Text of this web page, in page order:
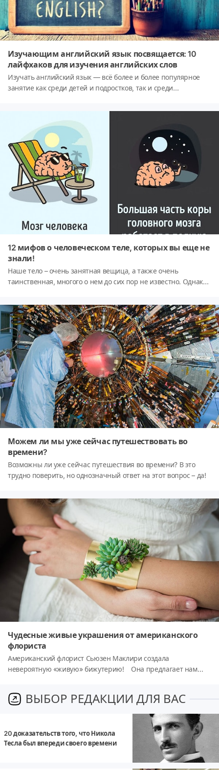
Изучающим английский язык посвящается: 10
лайфхаков для изучения английских слов
Изучать английский язык — всё более и более популярное
занятие как среди детей и подростков, так и среди
репетиторами, кто-то посещает языковые школы, а кто-то
Рано или поздно все мы сталкиваемся с проблемой
запоминания слов, так как они, накапливаясь в памяти,
создают всё более объёмный словарный запас. Так как же
сделать так, чтобы слова закреплялись в голове надолго? Мы
расскажем! Берите ручку, лист бумаги и конспектируйте
наши лайфхаки.
12 мифов о человеческом теле, которых вы еще не
знали!
Наше тело – очень занятная вещица, а также очень
таинственная, многого о нем до сих пор не известно. Однако
что могу еще и навредить вам. Так что давайте разрушим
некоторые мифы и выведем вас из заблуждения!
Можем ли мы уже сейчас путешествовать во
времени?
Возможны ли уже сейчас путешествия во времени? В это
трудно поверить, но однозначный ответ на этот вопрос – да!
Чудесные живые украшения от американского
флориста
Американский флорист Сьюзен Маклири создала
невероятную «живую» бижутерию! Она предлагает нам
момента, как их собрали в украшения, растения могут расти
где-то 2-4 недели. А затем их можно отделить и посадить в
землю. Таким образом, вы можете не только наслаждаться
прекрасной бижутерией в особенные моменты вашей жизни,
но и увековечить в памяти событие, посадив цветы с вашего
украшения в горшочек. Замечательная идея для невест! 👰
ВЫБОР РЕДАКЦИИ ДЛЯ ВАС
20 доказательств того, что Никола
Тесла был впереди своего времени